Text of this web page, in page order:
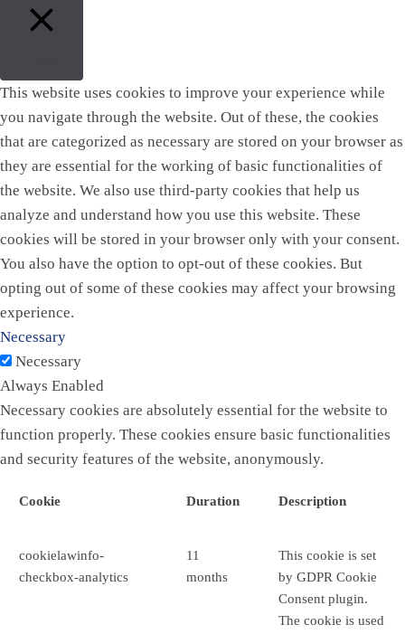
This website uses cookies to improve your experience while
you navigate through the website. Out of these, the cookies
that are categorized as necessary are stored on your browser as
they are essential for the working of basic functionalities of
the website. We also use third-party cookies that help us
analyze and understand how you use this website. These
cookies will be stored in your browser only with your consent.
You also have the option to opt-out of these cookies. But
opting out of some of these cookies may affect your browsing
experience.
Necessary
Necessary
Always Enabled
Necessary cookies are absolutely essential for the website to
function properly. These cookies ensure basic functionalities
and security features of the website, anonymously.
Cookie Duration Description
cookielawinfo-
checkbox-analytics
11
months
This cookie is set
by GDPR Cookie
Consent plugin.
The cookie is used